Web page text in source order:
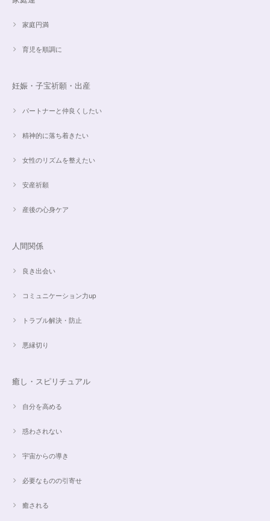
家庭円満
育児を順調に
妊娠・子宝祈願・出産
パートナーと仲良くしたい
精神的に落ち着きたい
女性のリズムを整えたい
安産祈願
産後の心身ケア
人間関係
良き出会い
コミュニケーション力up
トラブル解決・防止
悪縁切り
癒し・スピリチュアル
自分を高める
惑わされない
宇宙からの導き
必要なものの引寄せ
癒される